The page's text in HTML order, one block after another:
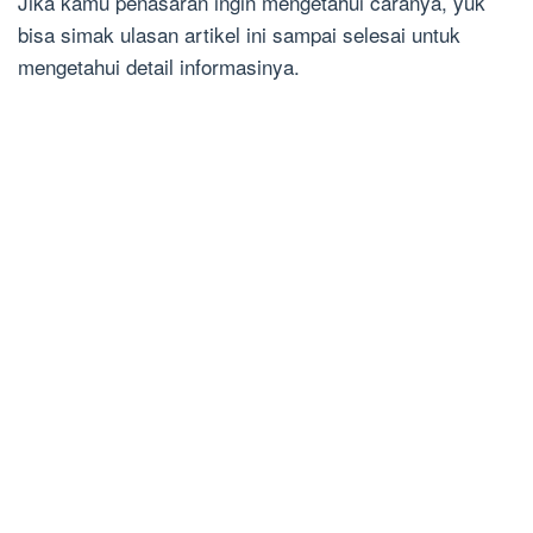
bisa simak ulasan artikel ini sampai selesai untuk
mengetahui detail informasinya.